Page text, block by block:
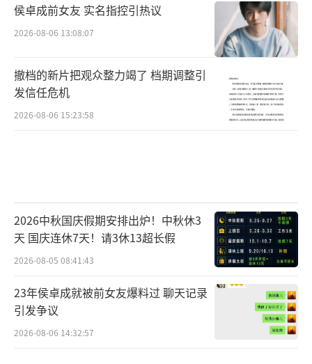
侯卓成前女友 实名指控引热议
2026-08-06 13:08:07
撤档的新片把观众整力竭了 档期调整引
发信任危机
2026-08-06 15:23:58
2026中秋国庆假期安排出炉！中秋休3
天 国庆连休7天！请3休13超长假
2026-08-05 08:41:43
23年侯卓成就被前女友爆料过 聊天记录
引发争议
2026-08-06 14:32:57